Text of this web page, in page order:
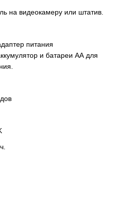
на видеокамеру или штатив.
питания
и батареи AA для